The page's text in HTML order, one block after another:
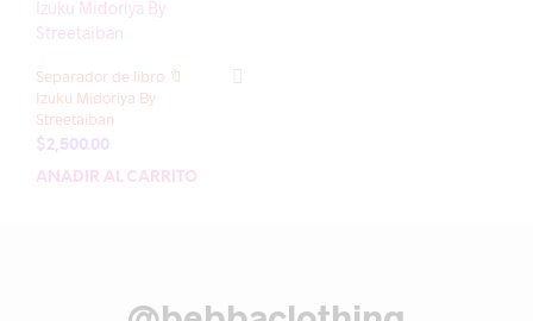
Separador de libro 🔖
Izuku Midoriya By
Streetaiban
$2,500.00
AÑADIR AL CARRITO